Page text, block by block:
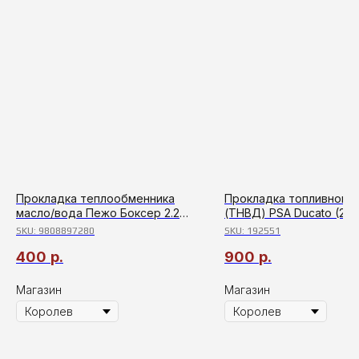
Прокладка теплообменника
масло/вода Пежо Боксер 2.2
Евро 5
SKU: 9808897280
400 р.
Магазин
Прокладка топливного
(ТНВД) PSA Ducato
с2006г 2.2 PUMA
SKU: 192551
900 р.
Магазин